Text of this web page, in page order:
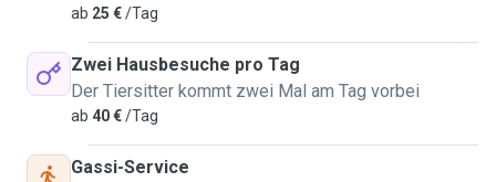
ab 25 €/Tag
Zwei Hausbesuche pro Tag
Der Tiersitter kommt zwei Mal am Tag vorbei
ab 40 €/Tag
Gassi-Service